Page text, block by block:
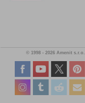
© 1998 - 2026 Amenit s.r.o.